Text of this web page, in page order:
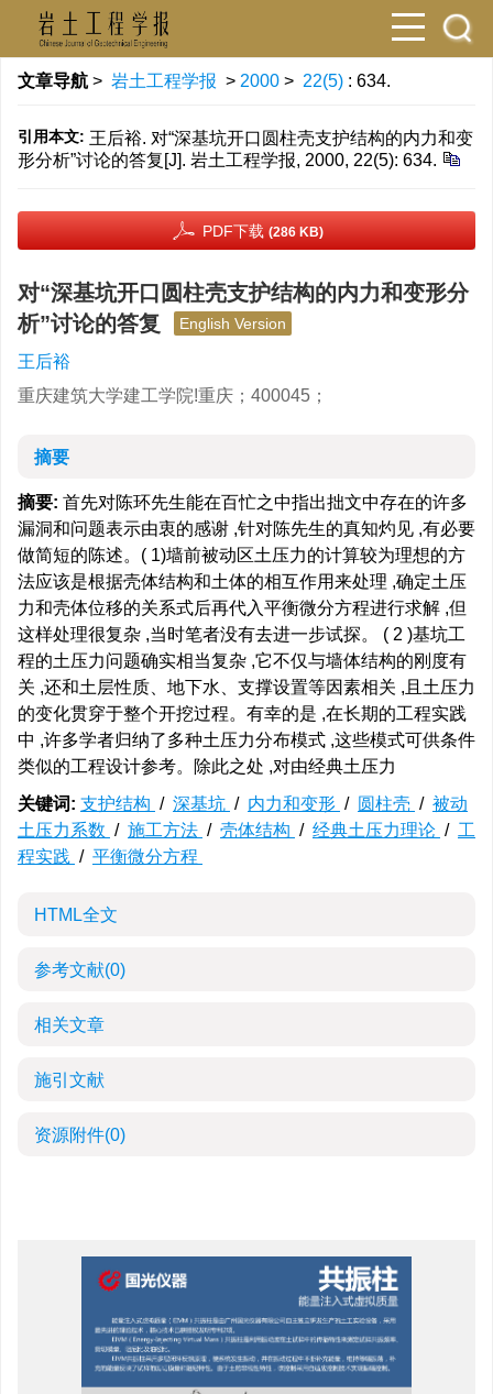
文章导航 > 岩土工程学报 > 2000 > 22(5) : 634.
引用本文: 王后裕. 对“深基坑开口圆柱壳支护结构的内力和变
形分析”讨论的答复[J]. 岩土工程学报, 2000, 22(5): 634.
PDF下载 (286 KB)
对“深基坑开口圆柱壳支护结构的内力和变形分
析”讨论的答复
English Version
王后裕
重庆建筑大学建工学院!重庆；400045；
摘要
摘要: 首先对陈环先生能在百忙之中指出拙文中存在的许多
漏洞和问题表示由衷的感谢 ,针对陈先生的真知灼见 ,有必要
做简短的陈述。( 1)墙前被动区土压力的计算较为理想的方
法应该是根据壳体结构和土体的相互作用来处理 ,确定土压
力和壳体位移的关系式后再代入平衡微分方程进行求解 ,但
这样处理很复杂 ,当时笔者没有去进一步试探。 ( 2 )基坑工
程的土压力问题确实相当复杂 ,它不仅与墙体结构的刚度有
关 ,还和土层性质、地下水、支撑设置等因素相关 ,且土压力
的变化贯穿于整个开挖过程。有幸的是 ,在长期的工程实践
中 ,许多学者归纳了多种土压力分布模式 ,这些模式可供条件
类似的工程设计参考。除此之处 ,对由经典土压力
关键词: 支护结构 / 深基坑 / 内力和变形 / 圆柱壳 / 被动
土压力系数 / 施工方法 / 壳体结构 / 经典土压力理论 / 工
程实践 / 平衡微分方程
HTML全文
参考文献(0)
相关文章
施引文献
资源附件(0)